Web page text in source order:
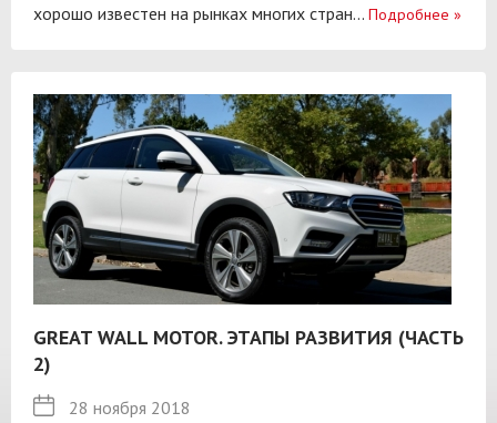
хорошо известен на рынках многих стран... Подробнее »
GREAT WALL MOTOR. ЭТАПЫ РАЗВИТИЯ (ЧАСТЬ
2)
28 ноября 2018